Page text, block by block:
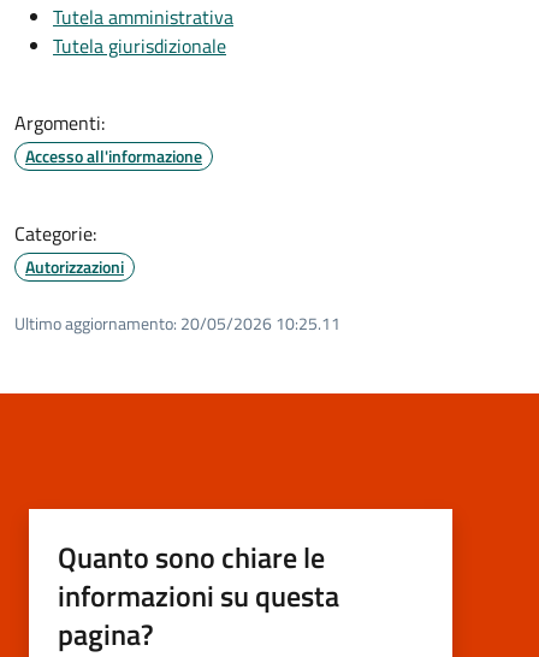
Tutela amministrativa
Tutela giurisdizionale
Argomenti:
Accesso all'informazione
Categorie:
Autorizzazioni
Ultimo aggiornamento: 20/05/2026 10:25.11
Quanto sono chiare le
informazioni su questa
pagina?